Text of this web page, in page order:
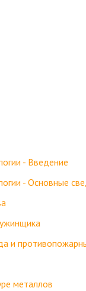
- Введение
- Основные
и
металлов